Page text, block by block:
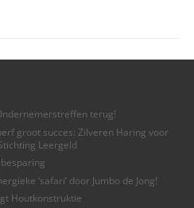
terug!
groot succes: Zilveren Haring voor
Leergeld
‘safari’ door Jumbo de Jong!
Houtkonstruktie